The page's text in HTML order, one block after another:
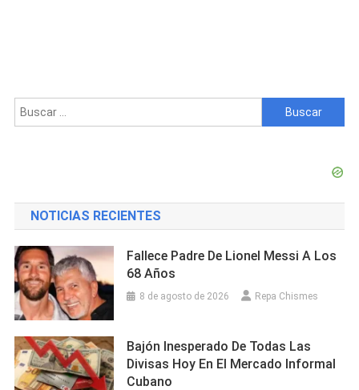
Buscar:
NOTICIAS RECIENTES
Fallece Padre De Lionel Messi A Los
68 Años
8 de agosto de 2026 Repa Chismes
Bajón Inesperado De Todas Las
Divisas Hoy En El Mercado Informal
Cubano